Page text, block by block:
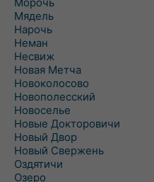
Мядель
Нарочь
Неман
Несвиж
Новая Метча
Новоколосово
Новополесский
Новоселье
Новые Докторовичи
Новый Двор
Новый Свержень
Оздятичи
Озеро